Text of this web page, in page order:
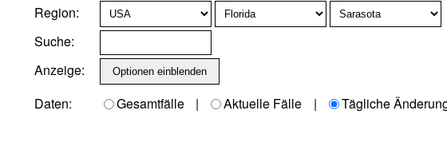
Region:
Suche:
Anzeige:
Daten:
Gesamtfälle | Aktuelle Fälle | Tägliche